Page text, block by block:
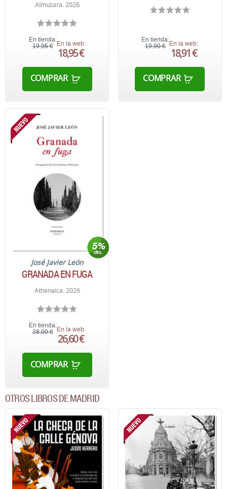
Almuzara. 2026
En tienda:
19,95 € En la web:
18,95 €
COMPRAR
En tienda:
19,90 €
En la web:
18,91 €
COMPRAR
José Javier León
GRANADA EN FUGA
Athenaica. 2026
En tienda:
28,00 € En la web:
26,60 €
COMPRAR
OTROS LIBROS DE MADRID